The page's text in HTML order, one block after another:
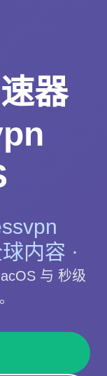
器
内容 ·
与 秒级